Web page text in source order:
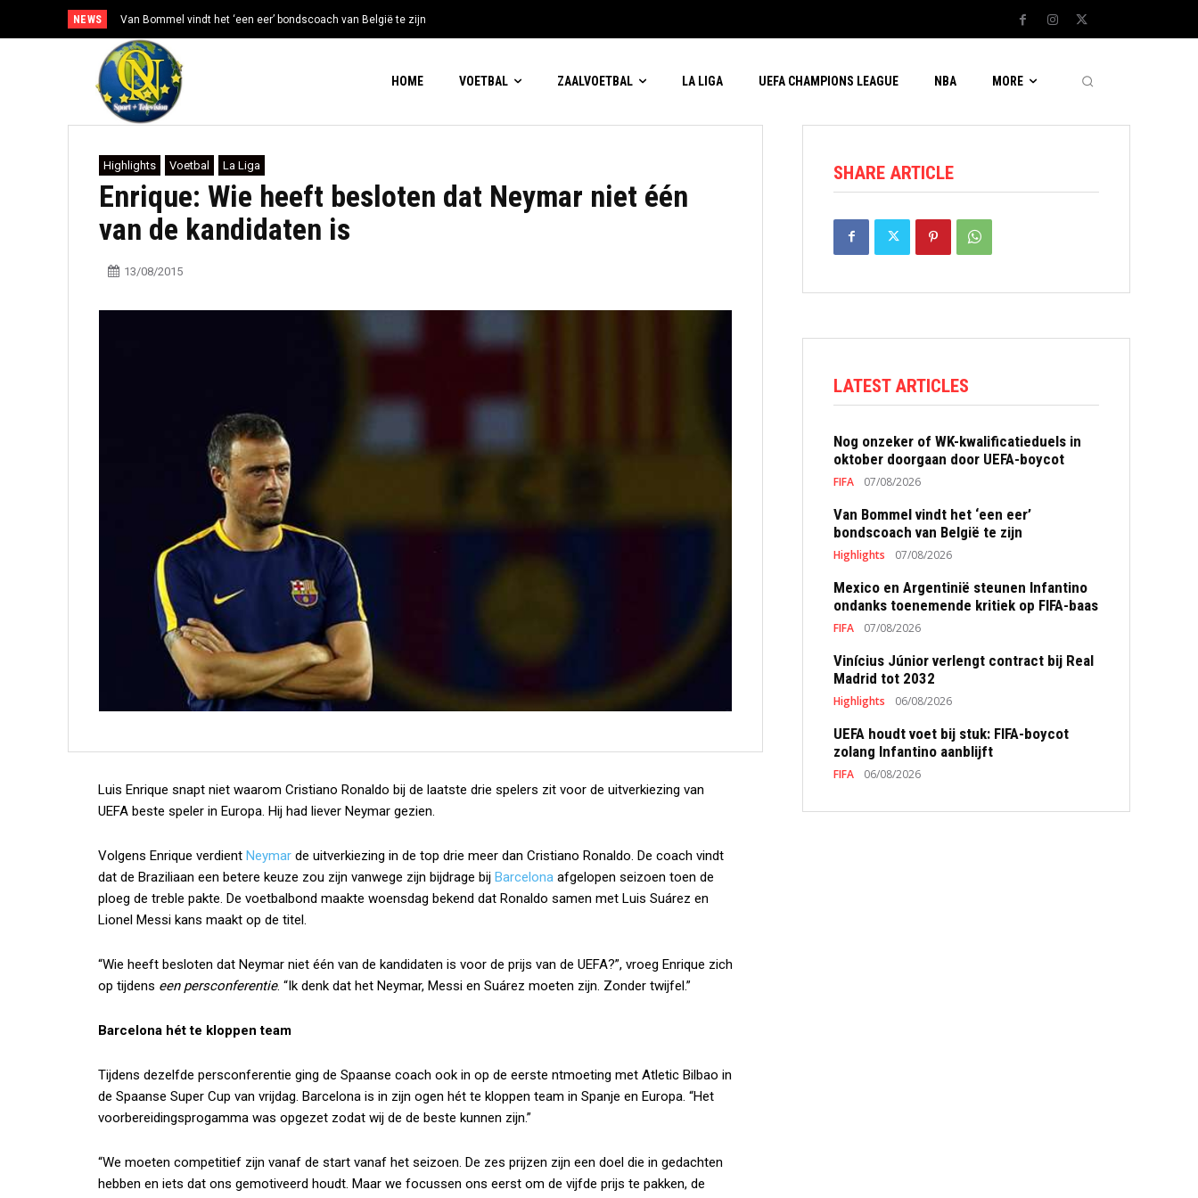
NEWS Van Bommel vindt het ‘een eer’ bondscoach van België te zijn
HOME VOETBAL ZAALVOETBAL LA LIGA UEFA CHAMPIONS LEAGUE NBA MORE
Highlights Voetbal La Liga
Enrique: Wie heeft besloten dat Neymar niet één
van de kandidaten is
13/08/2015
Luis Enrique snapt niet waarom Cristiano Ronaldo bij de laatste drie spelers zit voor de uitverkiezing van
UEFA beste speler in Europa. Hij had liever Neymar gezien.
Volgens Enrique verdient Neymar de uitverkiezing in de top drie meer dan Cristiano Ronaldo. De coach vindt
dat de Braziliaan een betere keuze zou zijn vanwege zijn bijdrage bij Barcelona afgelopen seizoen toen de
ploeg de treble pakte. De voetbalbond maakte woensdag bekend dat Ronaldo samen met Luis Suárez en
Lionel Messi kans maakt op de titel.
“Wie heeft besloten dat Neymar niet één van de kandidaten is voor de prijs van de UEFA?”, vroeg Enrique zich
op tijdens een persconferentie. “Ik denk dat het Neymar, Messi en Suárez moeten zijn. Zonder twijfel.”
Barcelona hét te kloppen team
Tijdens dezelfde persconferentie ging de Spaanse coach ook in op de eerste ntmoeting met Atletic Bilbao in
de Spaanse Super Cup van vrijdag. Barcelona is in zijn ogen hét te kloppen team in Spanje en Europa. “Het
voorbereidingsprogamma was opgezet zodat wij de de beste kunnen zijn.”
“We moeten competitief zijn vanaf de start vanaf het seizoen. De zes prijzen zijn een doel die in gedachten
hebben en iets dat ons gemotiveerd houdt. Maar we focussen ons eerst om de vijfde prijs te pakken, de
SHARE ARTICLE
LATEST ARTICLES
Nog onzeker of WK-kwalificatieduels in
oktober doorgaan door UEFA-boycot
FIFA 07/08/2026
Van Bommel vindt het ‘een eer’
bondscoach van België te zijn
Highlights 07/08/2026
Mexico en Argentinië steunen Infantino
ondanks toenemende kritiek op FIFA-baas
FIFA 07/08/2026
Vinícius Júnior verlengt contract bij Real
Madrid tot 2032
Highlights 06/08/2026
UEFA houdt voet bij stuk: FIFA-boycot
zolang Infantino aanblijft
FIFA 06/08/2026